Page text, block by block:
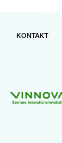
KONTAKT